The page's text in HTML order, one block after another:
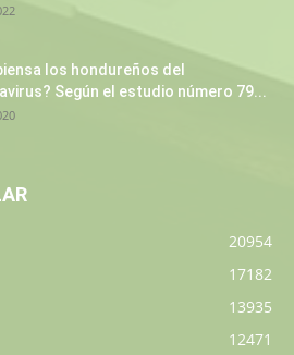
los hondureños del
Según el estudio número 79...
20954
17182
13935
12471